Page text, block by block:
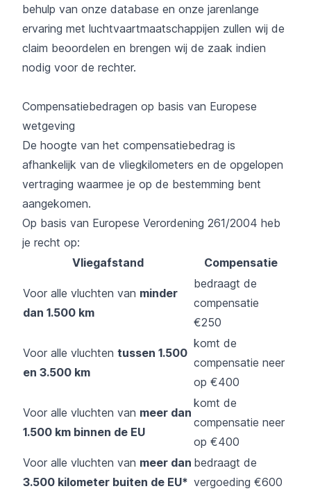
behulp van onze database en onze jarenlange
ervaring met luchtvaartmaatschappijen zullen wij de
claim beoordelen en brengen wij de zaak indien
nodig voor de rechter.
Compensatiebedragen op basis van Europese
wetgeving
De hoogte van het compensatiebedrag is
afhankelijk van de vliegkilometers en de opgelopen
vertraging waarmee je op de bestemming bent
aangekomen.
Op basis van Europese Verordening 261/2004 heb
je recht op:
Vliegafstand
Compensatie
Voor alle vluchten van minder
dan 1.500 km
bedraagt de
compensatie
€250
Voor alle vluchten tussen 1.500
en 3.500 km
komt de
compensatie neer
op €400
Voor alle vluchten van meer dan
1.500 km binnen de EU
komt de
compensatie neer
op €400
Voor alle vluchten van meer dan
3.500 kilometer buiten de EU*
bedraagt de
vergoeding €600